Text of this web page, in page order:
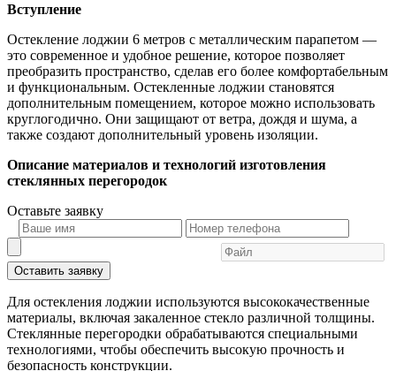
Вступление
Остекление лоджии 6 метров с металлическим парапетом —
это современное и удобное решение, которое позволяет
преобразить пространство, сделав его более комфортабельным
и функциональным. Остекленные лоджии становятся
дополнительным помещением, которое можно использовать
круглогодично. Они защищают от ветра, дождя и шума, а
также создают дополнительный уровень изоляции.
Описание материалов и технологий изготовления
стеклянных перегородок
Оставьте заявку
Оставить заявку
Для остекления лоджии используются высококачественные
материалы, включая закаленное стекло различной толщины.
Стеклянные перегородки обрабатываются специальными
технологиями, чтобы обеспечить высокую прочность и
безопасность конструкции.